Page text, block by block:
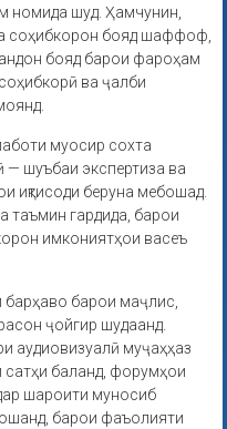
номида шуд. Ҳамчунин,
соҳибкорон бояд шаффоф,
бояд барои фароҳам
ва ҷалби
муосир сохта
шуъбаи экспертиза ва
иқтисоди беруна мебошад.
таъмин гардида, барои
имкониятҳои васеъ
барои маҷлис,
ҷойгир шудаанд.
аудиовизуалӣ муҷаҳҳаз
баланд, форумҳои
шароити муносиб
барои фаъолияти